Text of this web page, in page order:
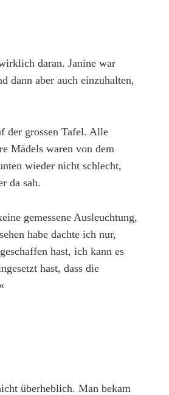
daran. Janine war
dann aber auch einzuhalten,
der grossen Tafel. Alle
Mädels waren von dem
wieder nicht schlecht,
da sah.
gemessene Ausleuchtung,
habe dachte ich nur,
hast, ich kann es
hast, dass die
überheblich. Man bekam